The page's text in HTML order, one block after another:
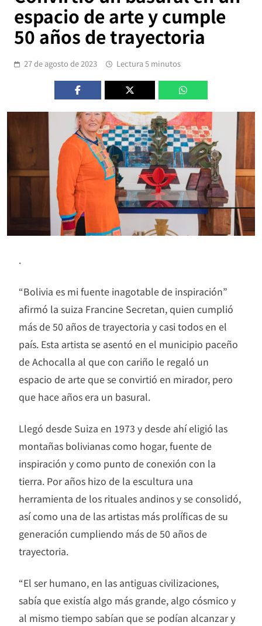
espacio de arte y cumple
50 años de trayectoria
27 de agosto de 2023 Lectura 5 minutos
.
“Bolivia es mi fuente inagotable de inspiración”
afirmó la suiza Francine Secretan, quien cumplió
más de 50 años de trayectoria y casi todos en el
país. Esta artista se asentó en el municipio paceño
de Achocalla al que con cariño le regaló un
espacio de arte que se convirtió en mirador, pero
que hace años era un basural.
Llegó desde Suiza en 1973 y desde ahí eligió las
montañas bolivianas como hogar, fuente de
inspiración y como punto de conexión con la
tierra. Por años hizo de la escultura una
herramienta de los rituales andinos y se consolidó,
así como una de las artistas más prolíficas de su
generación cumpliendo más de 50 años de
trayectoria.
“El ser humano, en las antiguas civilizaciones,
sabía que existía algo más grande, algo cósmico y
al mismo tiempo sabían que se podían alcanzar y